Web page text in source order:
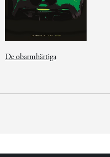
De obarmhärtiga